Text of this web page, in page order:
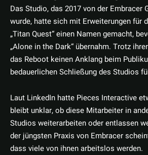
Das Studio, das 2017 von der Embracer
wurde, hatte sich mit Erweiterungen für
„Titan Quest“ einen Namen gemacht,
„Alone in the Dark“ übernahm. Trotz
das Reboot keinen Anklang beim
bedauerlichen Schließung des Studios
Laut LinkedIn hatte Pieces Interactive
bleibt unklar, ob diese Mitarbeiter in
Studios weiterarbeiten oder entlassen
der jüngsten Praxis von Embracer
dass viele von ihnen arbeitslos werden.